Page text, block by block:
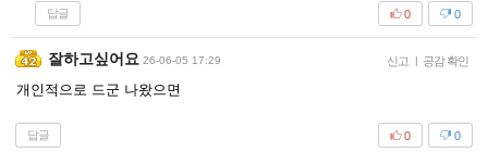
답글 0
0
잘하고싶어요 26-06-05 17:29 신고 | 공감 확인
개인적으로 드군 나왔으면
답글 0
0